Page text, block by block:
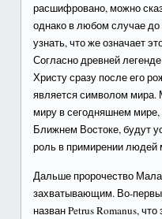
расшифровано, можно
однако в любом случае
узнать, что же означает
Согласно древней
Христу сразу после его
является символом мира.
миру в сегодняшнем мире,
Ближнем Востоке, будут
роль в примирении людей
Дальше пророчество
захватывающим. Во-
назван Petrus Romanus,